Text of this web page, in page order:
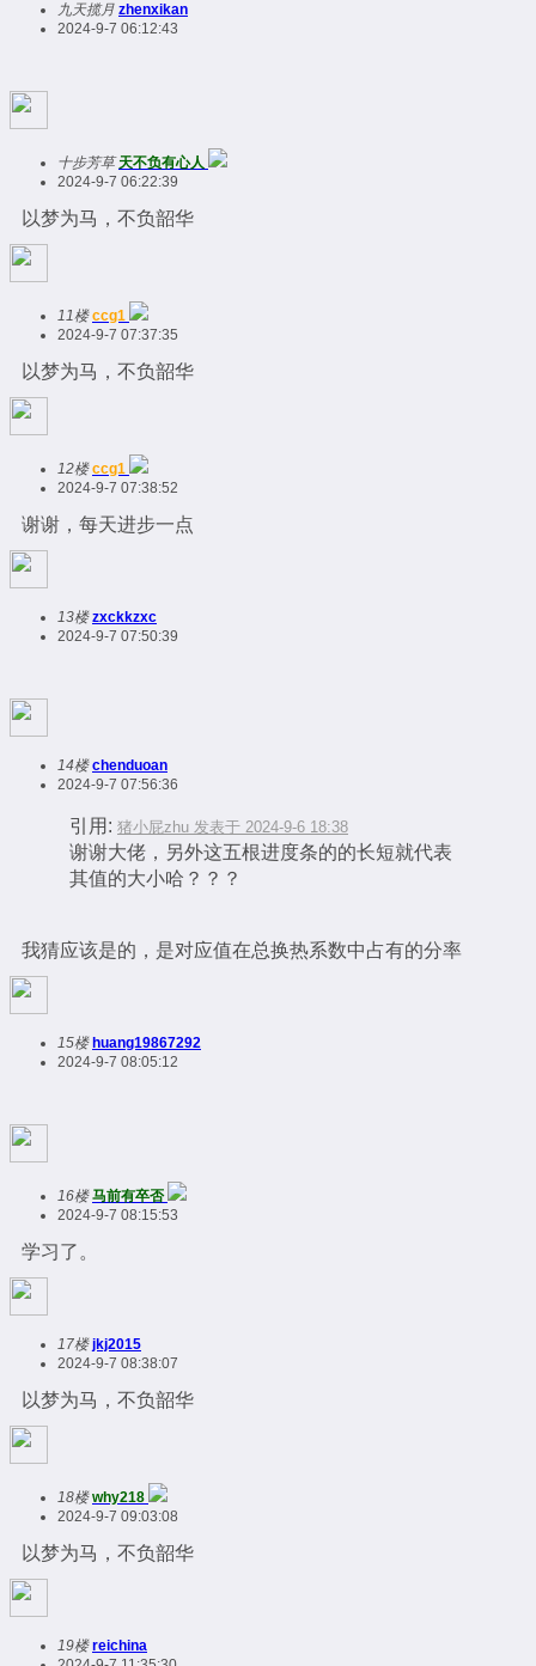
九天揽月 zhenxikan
2024-9-7 06:12:43
十步芳草 天不负有心人
2024-9-7 06:22:39
以梦为马，不负韶华
11楼 ccg1
2024-9-7 07:37:35
以梦为马，不负韶华
12楼 ccg1
2024-9-7 07:38:52
谢谢，每天进步一点
13楼 zxckkzxc
2024-9-7 07:50:39
14楼 chenduoan
2024-9-7 07:56:36
引用: 猪小屁zhu 发表于 2024-9-6 18:38
谢谢大佬，另外这五根进度条的的长短就代表
其值的大小哈？？？
我猜应该是的，是对应值在总换热系数中占有的分率
15楼 huang19867292
2024-9-7 08:05:12
16楼 马前有卒否
2024-9-7 08:15:53
学习了。
17楼 jkj2015
2024-9-7 08:38:07
以梦为马，不负韶华
18楼 why218
2024-9-7 09:03:08
以梦为马，不负韶华
19楼 reichina